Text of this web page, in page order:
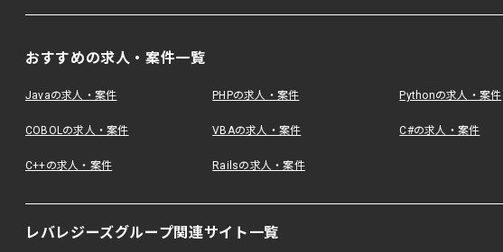
おすすめの求人・案件一覧
Javaの求人・案件 PHPの求人・案件 Pythonの求人・案件
COBOLの求人・案件 VBAの求人・案件 C#の求人・案件
C++の求人・案件 Railsの求人・案件
レバレジーズグループ関連サイト一覧